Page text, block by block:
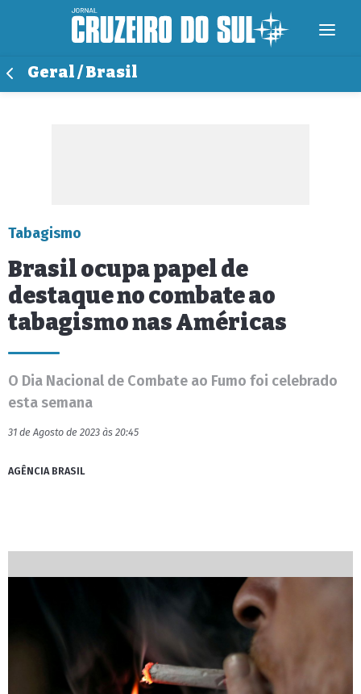
Geral / Brasil
Tabagismo
Brasil ocupa papel de
destaque no combate ao
tabagismo nas Américas
O Dia Nacional de Combate ao Fumo foi celebrado
esta semana
31 de Agosto de 2023 às 20:45
AGÊNCIA BRASIL